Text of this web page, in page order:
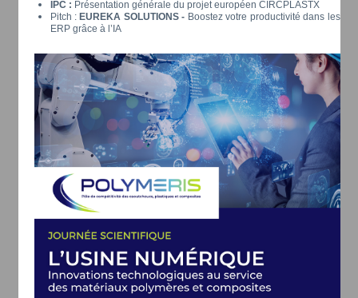
IPC : Présentation générale du projet européen CIRCPLASTX
Pitch : EUREKA SOLUTIONS - Boostez votre productivité dans les
ERP grâce à l’IA